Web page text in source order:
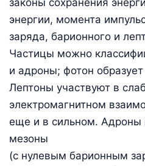
законы сохранения
энергии, момента
заряда, барионного и
Частицы можно
и адроны; фотон
Лептоны участвуют в
электромагнитном
еще и в сильном. Адроны
мезоны
(с нулевым барионным